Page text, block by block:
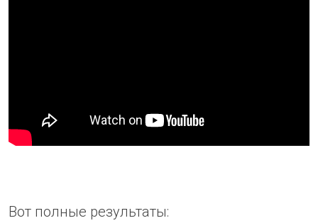
Вот полные результаты: